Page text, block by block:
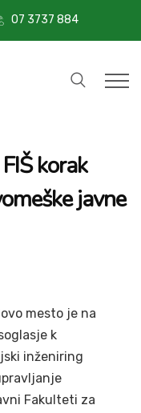
07 3737 884
korak
javne
mesto je na
k
inženiring
Fakulteti za